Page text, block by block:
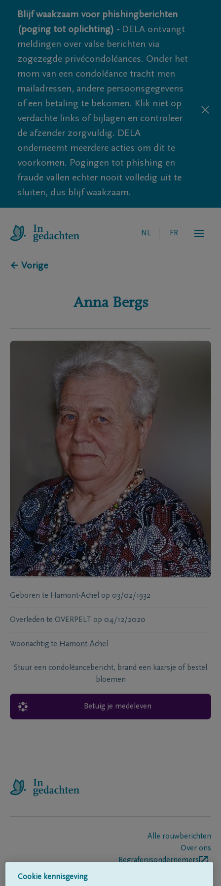
Blijf waakzaam voor phishingberichten
(poging tot oplichting) - DELA ontvangt
meldingen over valse berichten via
zogezegde privécondoléances. Onder het
mom van een condoléance tracht men
mailadressen, andere persoonsgegevens
of een betaling te bekomen. Klik niet op
verdachte links of bijlagen en controleer
de afzender zorgvuldig. DELA
onderneemt meerdere acties om dit te
voorkomen. Pogingen tot phishing en
fraude vallen echter nooit volledig uit te
sluiten, dus blijf waakzaam.
NL FR
← Vorige
Anna Bergs
Geboren te Hamont-Achel op 03/02/1932
Overleden te OVERPELT op 04/12/2020
Woonachtig te Hamont-Achel
Stuur een condoléancebericht, brand een kaarsje of bestel
bloemen
Betuig je medeleven
Alle rouwberichten
Over ons
Begrafenisondernemers
Cookie kennisgeving